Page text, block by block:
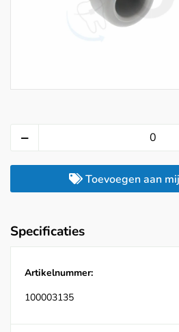
Toevoegen aan
Specificaties
Artikelnummer:
100003135